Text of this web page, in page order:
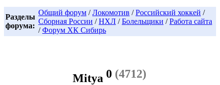
Разделы
форума:
Общий форум /Локомотив /Российский хоккей /
Сборная России /НХЛ /Болельщики /Работа сайта
/Форум ХК Сибирь
Mitya 0 (4712)